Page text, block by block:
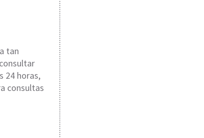
tan
24 horas,
consultas